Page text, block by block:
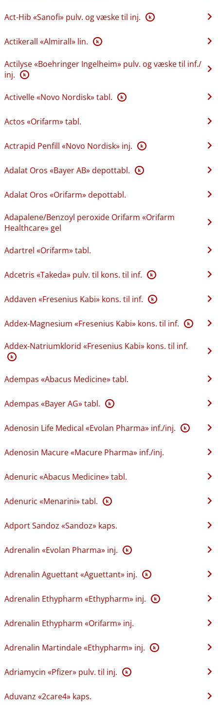
Act-Hib «Sanofi» pulv. og væske til inj. K
Actikerall «Almirall» lin. K
Actilyse «Boehringer Ingelheim» pulv. og væske til inf.​/​
inj. K
Activelle «Novo Nordisk» tabl. K
Actos «Orifarm» tabl.
Actrapid Penfill «Novo Nordisk» inj. K
Adalat Oros «Bayer AB» depottabl. K
Adalat Oros «Orifarm» depottabl.
Adapalene​/​Benzoyl peroxide Orifarm «Orifarm
Healthcare» gel
Adartrel «Orifarm» tabl.
Adcetris «Takeda» pulv. til kons. til inf. K
Addaven «Fresenius Kabi» kons. til inf. K
Addex-Magnesium «Fresenius Kabi» kons. til inf. K
Addex-Natriumklorid «Fresenius Kabi» kons. til inf.
K
Adempas «Abacus Medicine» tabl.
Adempas «Bayer AG» tabl. K
Adenosin Life Medical «Evolan Pharma» inf.​/​inj. K
Adenosin Macure «Macure Pharma» inf.​/​inj.
Adenuric «Abacus Medicine» tabl.
Adenuric «Menarini» tabl. K
Adport Sandoz «Sandoz» kaps.
Adrenalin «Evolan Pharma» inj. K
Adrenalin Aguettant «Aguettant» inj. K
Adrenalin Ethypharm «Ethypharm» inj. K
Adrenalin Ethypharm «Orifarm» inj.
Adrenalin Martindale «Ethypharm» inj. K
Adriamycin «Pfizer» pulv. til inj. K
Aduvanz «2care4» kaps.